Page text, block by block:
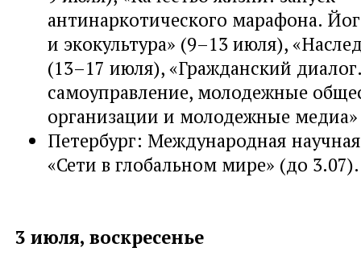
антинаркотического марафона.
и экокультура» (9–13 июля),
(13–17 июля), «Гражданский
самоуправление, молодежные
организации и молодежные
Петербург: Международная
«Сети в глобальном мире» (до 3.07).
3 июля, воскресенье